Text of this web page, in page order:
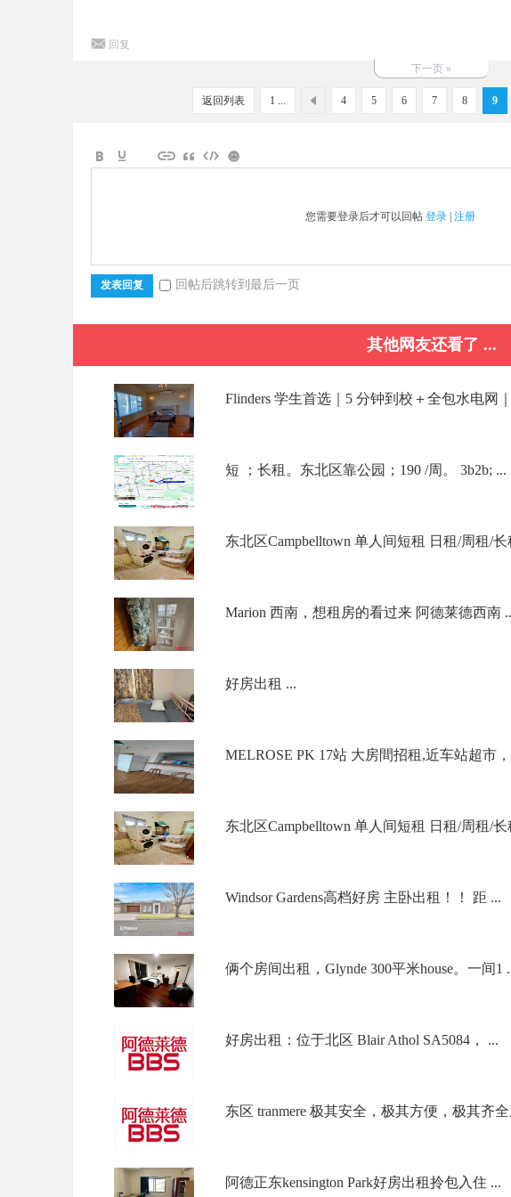
回复
下一页 »
1 ... 4 5 6 7 8 9
返回列表
您需要登录后才可以回帖 登录 | 注册
发表回复 回帖后跳转到最后一页
其他网友还看了 ...
Flinders 学生首选｜5 分钟到校＋全包水电网
短 ；长租。东北区靠公园；190 /周。 3b2b; ...
东北区Campbelltown 单人间短租 日租/周租/长
Marion 西南，想租房的看过来 阿德莱德西南
好房出租 ...
MELROSE PK 17站 大房間招租,近车站超市
东北区Campbelltown 单人间短租 日租/周租/长
Windsor Gardens高档好房 主卧出租！！ 距 ...
俩个房间出租，Glynde 300平米house。一间1
好房出租：位于北区 Blair Athol SA5084， ...
东区 tranmere 极其安全，极其方便，极其齐
阿德正东kensington Park好房出租拎包入住 ...